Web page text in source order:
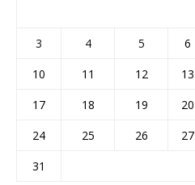
3
4 5 6
10
11 12 13
17
18 19 20
24
25 26 27
31